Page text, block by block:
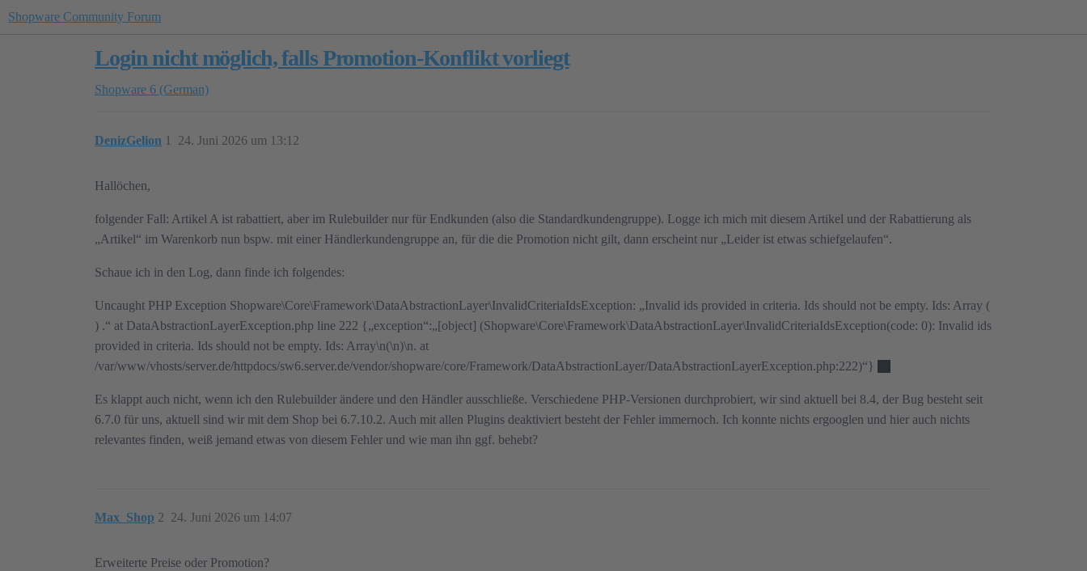
Shopware Community Forum
Login nicht möglich, falls Promotion-Konflikt vorliegt
Shopware 6 (German)
DenizGelion 24. Juni 2026 um 13:12
1
Hallöchen,
folgender Fall: Artikel A ist rabattiert, aber im Rulebuilder nur für Endkunden (also die Standardkundengruppe). Logge ich mich mit diesem Artikel und der Rabattierung als
„Artikel“ im Warenkorb nun bspw. mit einer Händlerkundengruppe an, für die die Promotion nicht gilt, dann erscheint nur „Leider ist etwas schiefgelaufen“.
Schaue ich in den Log, dann finde ich folgendes:
Uncaught PHP Exception Shopware\Core\Framework\DataAbstractionLayer\InvalidCriteriaIdsException: „Invalid ids provided in criteria. Ids should not be empty. Ids: Array (
) .“ at DataAbstractionLayerException.php line 222 {„exception“:„[object] (Shopware\Core\Framework\DataAbstractionLayer\InvalidCriteriaIdsException(code: 0): Invalid ids
provided in criteria. Ids should not be empty. Ids: Array\n(\n)\n. at
/var/www/vhosts/server.de/httpdocs/sw6.server.de/vendor/shopware/core/Framework/DataAbstractionLayer/DataAbstractionLayerException.php:222)“}
Es klappt auch nicht, wenn ich den Rulebuilder ändere und den Händler ausschließe. Verschiedene PHP-Versionen durchprobiert, wir sind aktuell bei 8.4, der Bug besteht seit
6.7.0 für uns, aktuell sind wir mit dem Shop bei 6.7.10.2. Auch mit allen Plugins deaktiviert besteht der Fehler immernoch. Ich konnte nichts ergooglen und hier auch nichts
relevantes finden, weiß jemand etwas von diesem Fehler und wie man ihn ggf. behebt?
Max_Shop 24. Juni 2026 um 14:07
2
Erweiterte Preise oder Promotion?